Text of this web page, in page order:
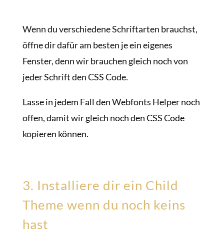
Wenn du verschiedene Schriftarten brauchst,
öffne dir dafür am besten je ein eigenes
Fenster, denn wir brauchen gleich noch von
jeder Schrift den CSS Code.
Lasse in jedem Fall den Webfonts Helper noch
offen, damit wir gleich noch den CSS Code
kopieren können.
3. Installiere dir ein Child
Theme wenn du noch keins
hast